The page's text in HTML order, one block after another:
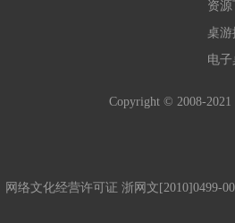
资源
桌
电
Copyright © 2008-
网络文化经营许可证 浙网文[2010]0499-